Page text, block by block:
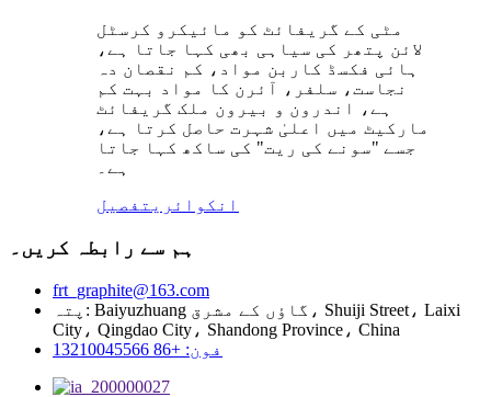
مٹی کے گریفائٹ کو مائیکرو کرسٹل
لائن پتھر کی سیاہی بھی کہا جاتا ہے،
ہائی فکسڈ کاربن مواد، کم نقصان دہ
نجاست، سلفر، آئرن کا مواد بہت کم
ہے، اندرون و بیرون ملک گریفائٹ
مارکیٹ میں اعلیٰ شہرت حاصل کرتا ہے،
جسے "سونے کی ریت" کی ساکھ کہا جاتا
ہے۔
انکوائری تفصیل
ہم سے رابطہ کریں۔
frt_graphite@163.com
پتہ: Baiyuzhuang گاؤں کے مشرق، Shuiji Street، Laixi
City، Qingdao City، Shandong Province، China
فون: +86 13210045566